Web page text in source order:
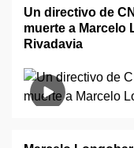
Un directivo de
muerte a Marcelo
Rivadavia